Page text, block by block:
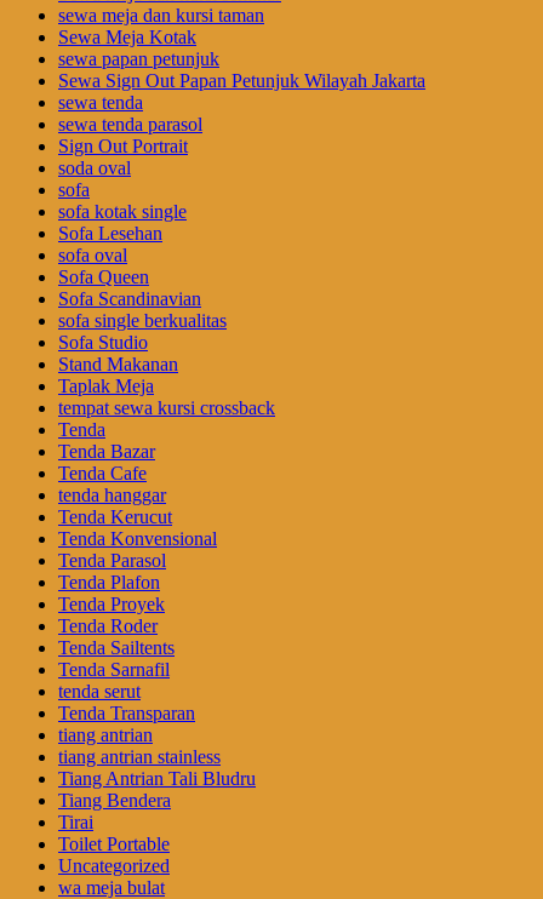
sewa meja dan kursi taman
Sewa Meja Kotak
sewa papan petunjuk
Sewa Sign Out Papan Petunjuk Wilayah Jakarta
sewa tenda
sewa tenda parasol
Sign Out Portrait
soda oval
sofa
sofa kotak single
Sofa Lesehan
sofa oval
Sofa Queen
Sofa Scandinavian
sofa single berkualitas
Sofa Studio
Stand Makanan
Taplak Meja
tempat sewa kursi crossback
Tenda
Tenda Bazar
Tenda Cafe
tenda hanggar
Tenda Kerucut
Tenda Konvensional
Tenda Parasol
Tenda Plafon
Tenda Proyek
Tenda Roder
Tenda Sailtents
Tenda Sarnafil
tenda serut
Tenda Transparan
tiang antrian
tiang antrian stainless
Tiang Antrian Tali Bludru
Tiang Bendera
Tirai
Toilet Portable
Uncategorized
wa meja bulat